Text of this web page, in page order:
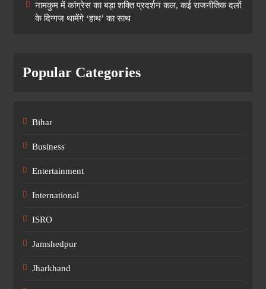
नामकुम में कांग्रेस का बड़ा शक्ति प्रदर्शन कल, कई राजनीतिक दलों
के दिग्गज थामेंगे ‘हाथ’ का साथ
Popular Categories
Bihar
Business
Entertainment
International
ISRO
Jamshedpur
Jharkhand